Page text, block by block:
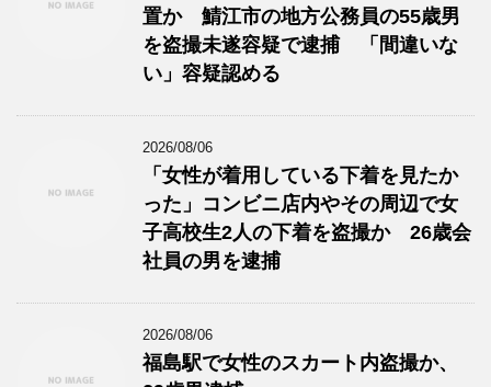
置か 鯖江市の地方公務員の55歳男
を盗撮未遂容疑で逮捕 「間違いな
い」容疑認める
2026/08/06
「女性が着用している下着を見たか
った」コンビニ店内やその周辺で女
子高校生2人の下着を盗撮か 26歳会
社員の男を逮捕
2026/08/06
福島駅で女性のスカート内盗撮か、